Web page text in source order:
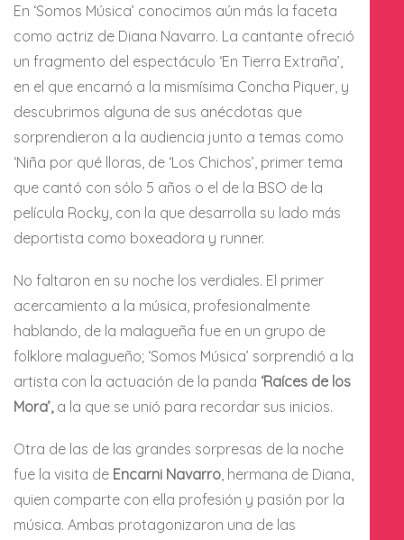
En ‘Somos Música’ conocimos aún más la faceta
como actriz de Diana Navarro. La cantante ofreció
un fragmento del espectáculo ‘En Tierra Extraña’,
en el que encarnó a la mismísima Concha Piquer, y
descubrimos alguna de sus anécdotas que
sorprendieron a la audiencia junto a temas como
‘Niña por qué lloras, de ‘Los Chichos’, primer tema
que cantó con sólo 5 años o el de la BSO de la
película Rocky, con la que desarrolla su lado más
deportista como boxeadora y runner.
No faltaron en su noche los verdiales. El primer
acercamiento a la música, profesionalmente
hablando, de la malagueña fue en un grupo de
folklore malagueño; ‘Somos Música’ sorprendió a la
artista con la actuación de la panda ‘Raíces de los
Mora’, a la que se unió para recordar sus inicios.
Otra de las de las grandes sorpresas de la noche
fue la visita de Encarni Navarro, hermana de Diana,
quien comparte con ella profesión y pasión por la
música. Ambas protagonizaron una de las